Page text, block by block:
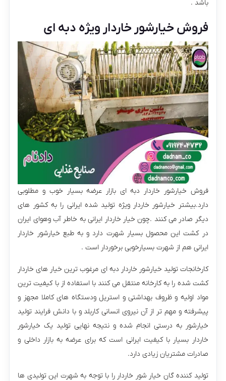
باشد .
فروش خیارشور خاردار ویژه دبه ای
فروش خیارشور خاردار دبه ای بازار عرضه بسیار خوب و مطلوبی
دارد.بیشتر خیارشور خاردار ویژه تولید شده ایرانی را به کشور های
دیگر صادر می کنند .چون خیار خاردار ایرانی به خاطر آب و‌هوای ایران
در کشت این محصول بسیار شهرت دارد و به طبع خیارشور خاردار
ایرانی هم از شهرت بسیارخوبی برخوردار است .
کارخانجات تولید خیارشور خاردار دبه ای مرغوب ترین خیار های خاردار
کشت شده را به کارخانه منتقل می کنند با استفاده از با کیفیت ترین
مواد اولیه و ظروف بهداشتی و استریل ودستگاه های کاملا مجهز و
پیشرفته و مهم تر از آن نیروی انسانی کاربلد و با دانش فرایند تولید
خیارشور به درستی انجام شده و نتیجه نهایی تولید یک خیارشور
خاردار بسیار با کیفیت ایرانی است که برای عرضه به بازار داخلی و
صادرات مشتریان زیادی دارد.
تولید کننده گان خیار شور خاردار را با توجه به شهرت این تولیدی ها